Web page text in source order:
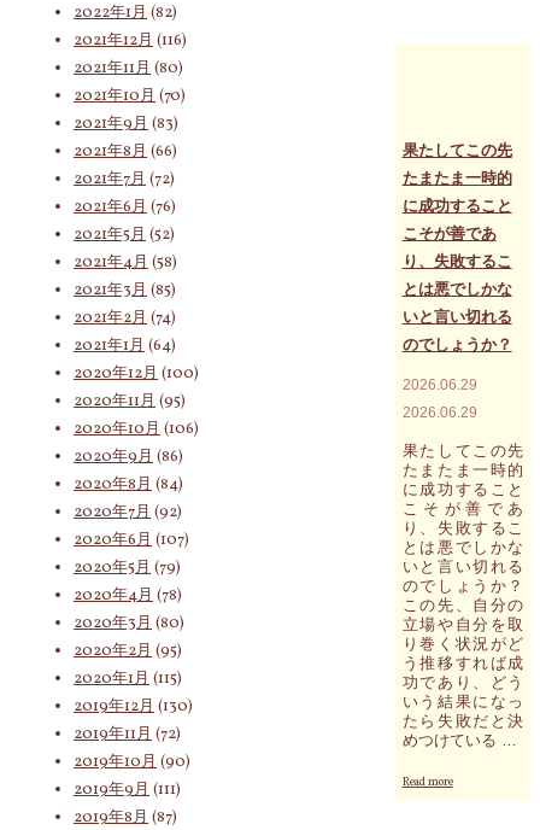
セ
は
う
ぞ
と
づ
い
な
ら
旦
そ
で
行
動
を
ス
ト
ッ
プ。
一
度
ス
タ
ー
ト
地
ま
で
果たしてこの先
たまたま一時的
に成功すること
こそが善であ
り、失敗するこ
とは悪でしかな
いと言い切れる
のでしょうか？
2026.06.29
2026.06.29
果たしてこの先
たまたま一時的
に成功すること
こそが善であ
り、失敗するこ
とは悪でしかな
いと言い切れる
のでしょうか？
この先、自分の
立場や自分を取
り巻く状況がど
う推移すれば成
功であり、どう
いう結果になっ
たら失敗だと決
めつけている …
Read more
2022年1月 (82)
2021年12月 (116)
2021年11月 (80)
2021年10月 (70)
2021年9月 (83)
2021年8月 (66)
2021年7月 (72)
2021年6月 (76)
2021年5月 (52)
2021年4月 (58)
2021年3月 (85)
2021年2月 (74)
2021年1月 (64)
2020年12月 (100)
2020年11月 (95)
2020年10月 (106)
2020年9月 (86)
2020年8月 (84)
2020年7月 (92)
2020年6月 (107)
2020年5月 (79)
2020年4月 (78)
2020年3月 (80)
2020年2月 (95)
2020年1月 (115)
2019年12月 (130)
2019年11月 (72)
2019年10月 (90)
2019年9月 (111)
2019年8月 (87)